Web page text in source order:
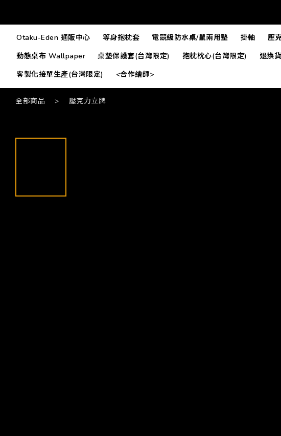
Otaku-Eden 通販中心 等身抱枕套 電競級防水桌/鼠兩用墊 掛軸
壓
動態桌布 Wallpaper
桌墊保護套(台灣限定) 抱枕枕心(台灣限定)
退換
客製化接單生產(台灣限定)
<合作繪師>
全部商品 > 壓克力立牌